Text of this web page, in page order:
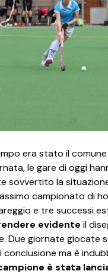
era stato il
le gare di oggi
sovvertito la
campionato di
e tre successi
evidente il
Due giornate giocate
conclusione ma è
è stata